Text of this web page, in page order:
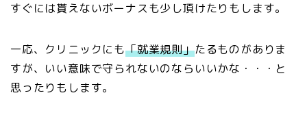
すぐには貰えないボーナスも少し頂けたりもします。
一応、クリニックにも「就業規則」たるものがありま
すが、いい意味で守られないのならいいかな・・・と
思ったりもします。